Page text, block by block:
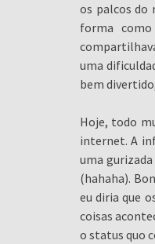
os palcos do
forma
uma
bem
Hoje, todo
internet. A
uma
(hahaha).
eu diria que
coisas
o status quo